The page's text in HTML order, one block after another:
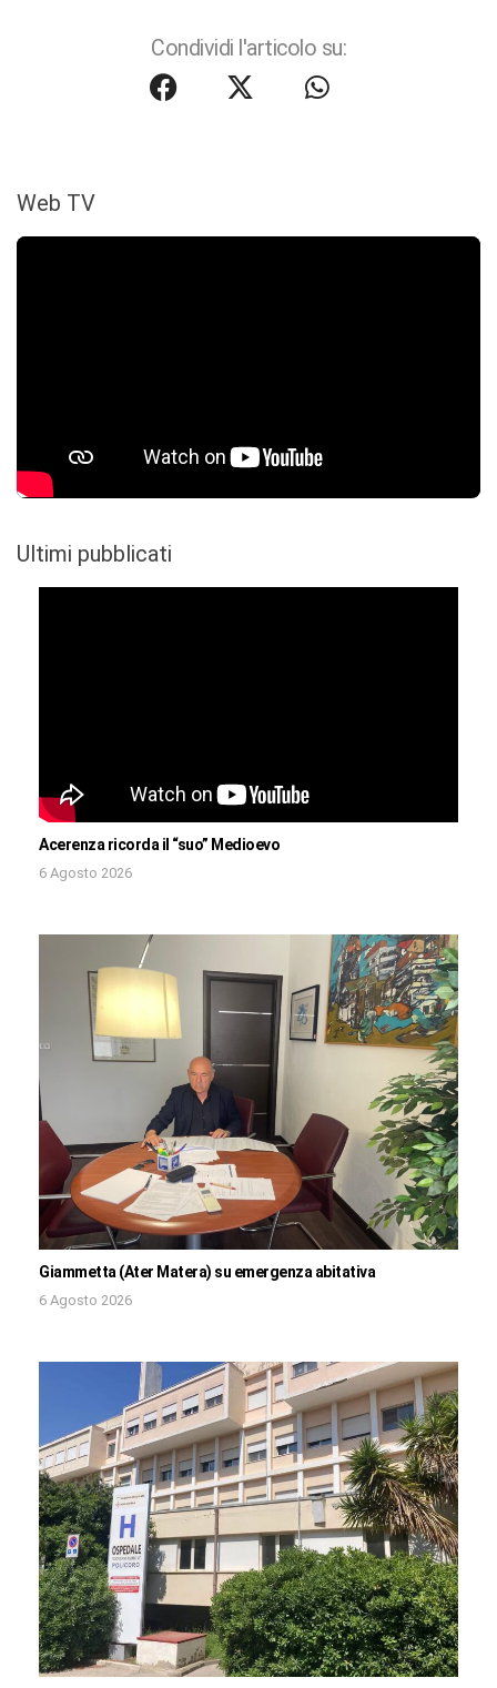
Condividi l'articolo su:
Web TV
Ultimi pubblicati
Acerenza ricorda il “suo” Medioevo
6 Agosto 2026
Giammetta (Ater Matera) su emergenza abitativa
6 Agosto 2026